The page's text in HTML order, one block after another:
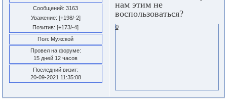
Сообщений: 3163
Уважение: [+198/-2]
Позитив: [+173/-4]
Пол: Мужской
Провел на форуме:
15 дней 12 часов
Последний визит:
20-09-2021 11:35:08
нам этим не
воспользоваться?
0